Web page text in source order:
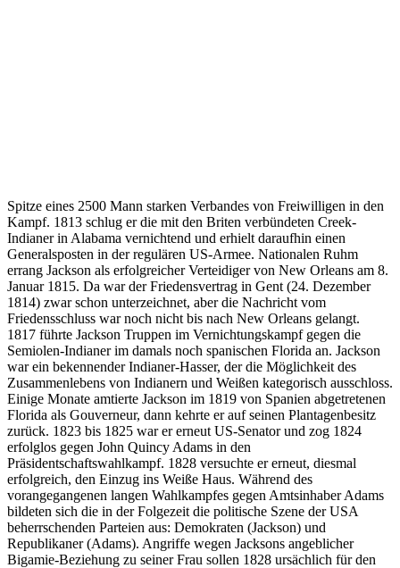
Spitze eines 2500 Mann starken Verbandes von Freiwilligen in den
Kampf. 1813 schlug er die mit den Briten verbündeten Creek-
Indianer in Alabama vernichtend und erhielt daraufhin einen
Generalsposten in der regulären US-Armee. Nationalen Ruhm
errang Jackson als erfolgreicher Verteidiger von New Orleans am 8.
Januar 1815. Da war der Friedensvertrag in Gent (24. Dezember
1814) zwar schon unterzeichnet, aber die Nachricht vom
Friedensschluss war noch nicht bis nach New Orleans gelangt.
1817 führte Jackson Truppen im Vernichtungskampf gegen die
Semiolen-Indianer im damals noch spanischen Florida an. Jackson
war ein bekennender Indianer-Hasser, der die Möglichkeit des
Zusammenlebens von Indianern und Weißen kategorisch ausschloss.
Einige Monate amtierte Jackson im 1819 von Spanien abgetretenen
Florida als Gouverneur, dann kehrte er auf seinen Plantagenbesitz
zurück. 1823 bis 1825 war er erneut US-Senator und zog 1824
erfolglos gegen John Quincy Adams in den
Präsidentschaftswahlkampf. 1828 versuchte er erneut, diesmal
erfolgreich, den Einzug ins Weiße Haus. Während des
vorangegangenen langen Wahlkampfes gegen Amtsinhaber Adams
bildeten sich die in der Folgezeit die politische Szene der USA
beherrschenden Parteien aus: Demokraten (Jackson) und
Republikaner (Adams). Angriffe wegen Jacksons angeblicher
Bigamie-Beziehung zu seiner Frau sollen 1828 ursächlich für den